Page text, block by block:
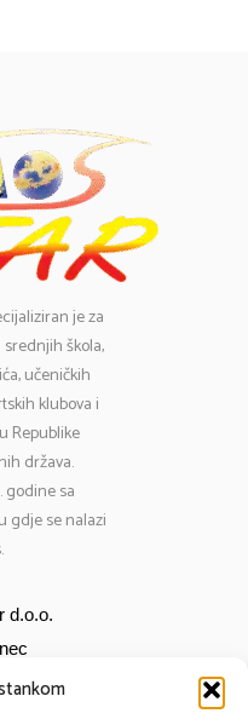
je za
škola,
učeničkih
klubova i
Republike
država.
godine sa
gdje se nalazi
d.o.o.
12